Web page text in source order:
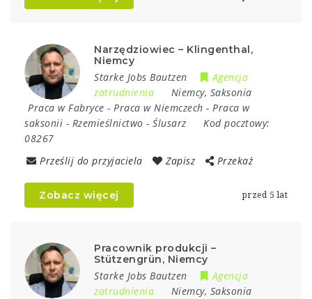
Narzędziowiec – Klingenthal,
Niemcy
Starke Jobs Bautzen
Agencja
zatrudnienia
Niemcy, Saksonia
Praca w Fabryce - Praca w Niemczech - Praca w
saksonii - Rzemieślnictwo - Ślusarz
Kod pocztowy:
08267
Prześlij do przyjaciela
Zapisz Przekaż
Zobacz więcej przed 5 lat
Pracownik produkcji –
Stützengrün, Niemcy
Starke Jobs Bautzen
Agencja
zatrudnienia
Niemcy, Saksonia